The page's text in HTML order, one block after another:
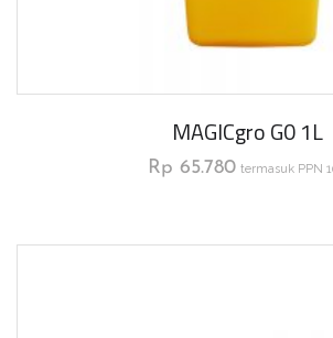
MAGICgro G0 1L
Rp 65.780 termasuk PPN